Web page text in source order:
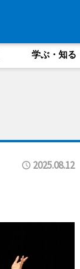
学ぶ・知る
2025.08.12